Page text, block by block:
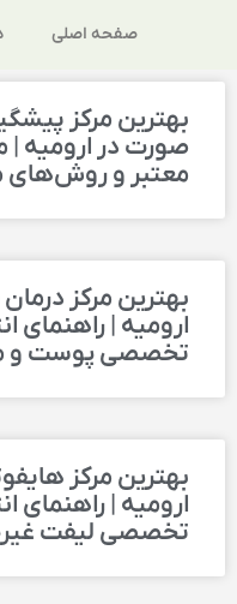
صفحه اصلی
بهترین مرکز
صورت در ارومیه |
معتبر و روش‌های
بهترین مرکز
ارومیه | راهنمای
تخصصی پوست و
بهترین مرکز
ارومیه | راهنمای
تخصصی لیفت